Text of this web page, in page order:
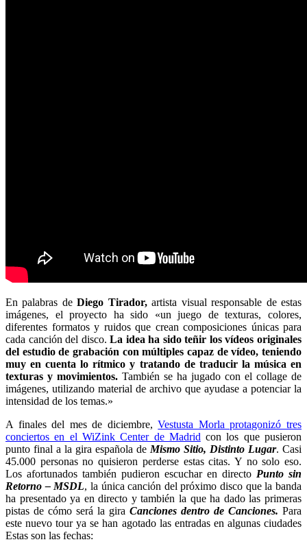
En palabras deDiego Tirador,artista visual responsable de estas
imágenes, el proyecto ha sido «un juego de texturas, colores,
diferentes formatos y ruidos que crean composiciones únicas para
cada canción del disco.La idea ha sido teñir los vídeos originales
del estudio de grabación con múltiples capaz de vídeo, teniendo
muy en cuenta lo rítmico y tratando de traducir la música en
texturas y movimientos. También se ha jugado con el collage de
imágenes, utilizando material de archivo que ayudase a potenciar la
intensidad de los temas.»
A finales del mes de diciembre,Vestusta Morla protagonizó tres
conciertos en el WiZink Center de Madrid con los que pusieron
punto final a la gira española de Mismo Sitio, Distinto Lugar. Casi
45.000 personas no quisieron perderse estas citas. Y no solo eso.
Los afortunados también pudieron escuchar en directo Punto sin
Retorno – MSDL, la única canción del próximo disco que la banda
ha presentado ya en directo y también la que ha dado las primeras
pistas de cómo será la gira Canciones dentro de Canciones. Para
este nuevo tour ya se han agotado las entradas en algunas ciudades
Estas son las fechas: